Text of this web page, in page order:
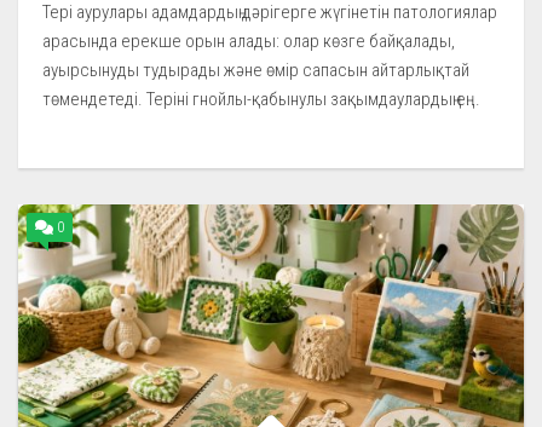
Тері аурулары адамдардың дәрігерге жүгінетін патологиялар
арасында ерекше орын алады: олар көзге байқалады,
ауырсынуды тудырады және өмір сапасын айтарлықтай
төмендетеді. Теріні гнойлы-қабынулы зақымдаулардың ең...
0